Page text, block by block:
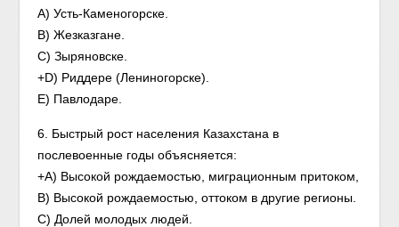
А) Усть-Каменогорске.
B) Жезказгане.
C) Зыряновске.
+D) Риддере (Лениногорске).
E) Павлодаре.
6. Быстрый рост населения Казахстана в
послевоенные годы объясняется:
+A) Высокой рождаемостью, миграционным притоком,
B) Высокой рождаемостью, оттоком в другие регионы.
C) Долей молодых людей.